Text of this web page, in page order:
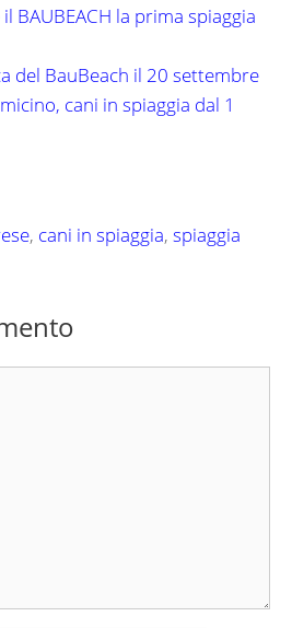
BAUBEACH la prima spiaggia
del BauBeach il 20 settembre
cani in spiaggia dal 1
, cani in spiaggia,spiaggia